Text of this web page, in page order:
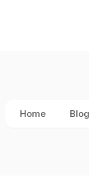
Home Blog